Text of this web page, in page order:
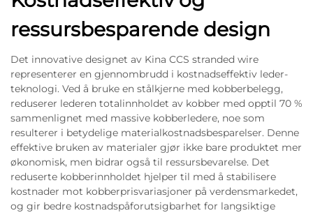
ressursbesparende design
Det innovative designet av Kina CCS stranded wire
representerer en gjennombrudd i kostnadseffektiv leder-
teknologi. Ved å bruke en stålkjerne med kobberbelegg,
reduserer lederen totalinnholdet av kobber med opptil 70 %
sammenlignet med massive kobberledere, noe som
resulterer i betydelige materialkostnadsbesparelser. Denne
effektive bruken av materialer gjør ikke bare produktet mer
økonomisk, men bidrar også til ressursbevarelse. Det
reduserte kobberinnholdet hjelper til med å stabilisere
kostnader mot kobberprisvariasjoner på verdensmarkedet,
og gir bedre kostnadspåforutsigbarhet for langsiktige